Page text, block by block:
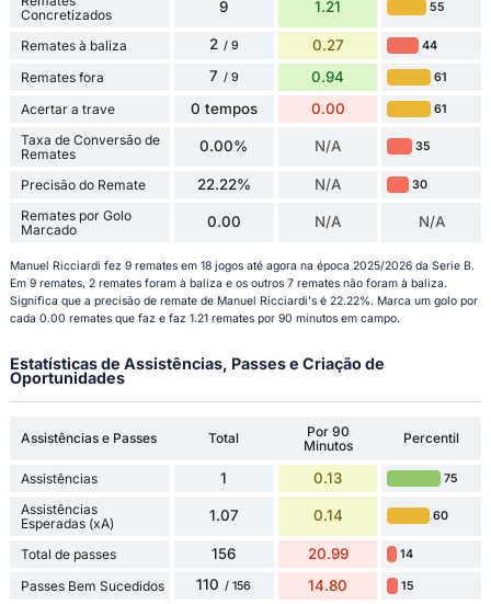
Concretizados
9 1.21 55
Remates à baliza 2 / 9 0.27 44
Remates fora 7 / 9 0.94 61
Acertar a trave 0 tempos 0.00 61
Taxa de Conversão de
Remates
0.00% N/A 35
Precisão do Remate 22.22% N/A 30
Remates por Golo
Marcado
0.00 N/A N/A
Manuel Ricciardi fez 9 remates em 18 jogos até agora na época 2025/2026 da Serie B.
Em 9 remates, 2 remates foram à baliza e os outros 7 remates não foram à baliza.
Significa que a precisão de remate de Manuel Ricciardi's é 22.22%. Marca um golo por
cada 0.00 remates que faz e faz 1.21 remates por 90 minutos em campo.
Estatísticas de Assistências, Passes e Criação de
Oportunidades
Assistências e Passes Total
Por 90
Minutos
Percentil
Assistências 1 0.13 75
Assistências
Esperadas (xA)
1.07 0.14 60
Total de passes 156 20.99 14
Passes Bem Sucedidos 110 / 156 14.80 15